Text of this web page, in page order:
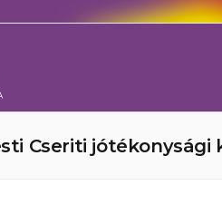
Cseriti jótékonysági